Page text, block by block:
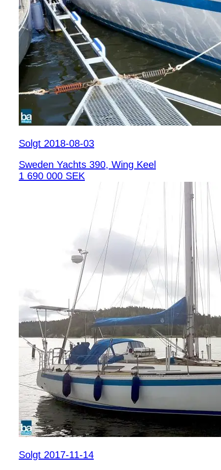
Solgt 2018-08-03
Sweden Yachts 390, Wing Keel
1 690 000 SEK
Solgt 2017-11-14